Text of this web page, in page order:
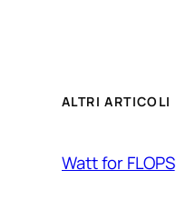
ALTRI ARTICOLI
Watt for FLOPS